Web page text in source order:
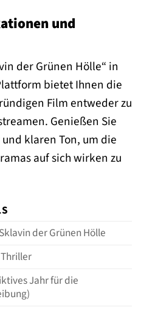
und
der Grünen Hölle“ in
bietet Ihnen die
Film entweder zu
Genießen Sie
klaren Ton, um die
auf sich wirken zu
der Grünen Hölle
Jahr für die